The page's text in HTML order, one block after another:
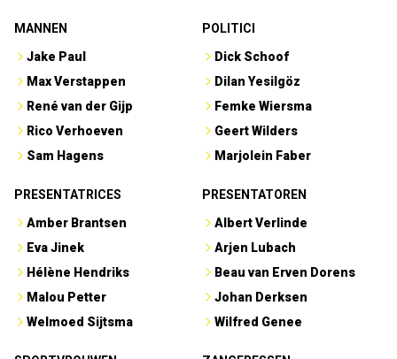
MANNEN
Jake Paul
Max Verstappen
René van der Gijp
Rico Verhoeven
Sam Hagens
POLITICI
Dick Schoof
Dilan Yesilgöz
Femke Wiersma
Geert Wilders
Marjolein Faber
PRESENTATRICES
Amber Brantsen
Eva Jinek
Hélène Hendriks
Malou Petter
Welmoed Sijtsma
PRESENTATOREN
Albert Verlinde
Arjen Lubach
Beau van Erven Dorens
Johan Derksen
Wilfred Genee